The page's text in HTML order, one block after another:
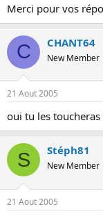
Merci pour vos
C CHANT64
New Member
21 Aout 2005
oui tu les
S Stéph81
New Member
21 Aout 2005